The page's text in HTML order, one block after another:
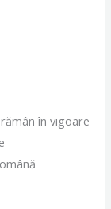
în vigoare